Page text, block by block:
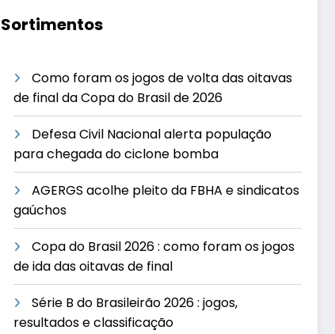
Sortimentos
Como foram os jogos de volta das oitavas
de final da Copa do Brasil de 2026
Defesa Civil Nacional alerta população
para chegada do ciclone bomba
AGERGS acolhe pleito da FBHA e sindicatos
gaúchos
Copa do Brasil 2026 : como foram os jogos
de ida das oitavas de final
Série B do Brasileirão 2026 : jogos,
resultados e classificação